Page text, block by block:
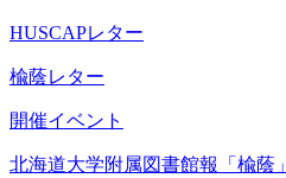
HUSCAPレター
楡蔭レター
開催イベント
北海道大学附属図書館報「楡蔭」